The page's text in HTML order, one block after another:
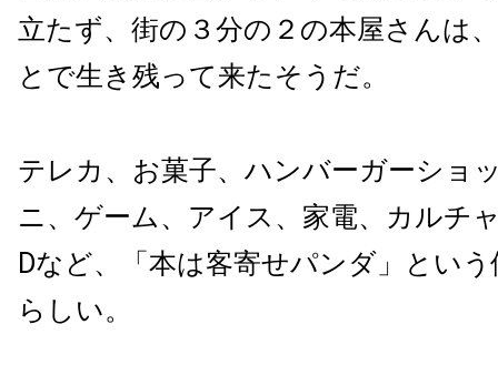
立たず、街の３分の２の本屋さんは
とで生き残って来たそうだ。
テレカ、お菓子、ハンバーガーショ
ニ、ゲーム、アイス、家電、カルチ
Dなど、「本は客寄せパンダ」とい
らしい。